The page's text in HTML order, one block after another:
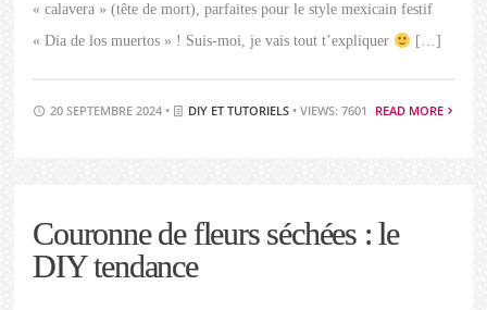
« calavera » (tête de mort), parfaites pour le style mexicain festif
« Dia de los muertos » ! Suis-moi, je vais tout t’expliquer
[…]
20 SEPTEMBRE 2024 • DIY ET TUTORIELS • VIEWS: 7601 READ MORE
Couronne de fleurs séchées : le
DIY tendance